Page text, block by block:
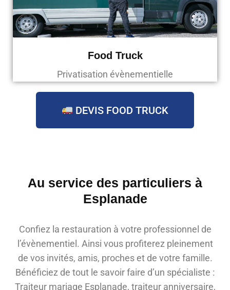
Food Truck
Privatisation évènementielle
DEVIS FOOD TRUCK
Au service des particuliers à
Esplanade
Confiez la restauration à votre professionnel de
l’évènementiel. Ainsi vous profiterez pleinement
de vos invités, amis, proches et de votre famille.
Bénéficiez de tout le savoir faire d’un spécialiste :
Traiteur mariage Esplanade, traiteur anniversaire,